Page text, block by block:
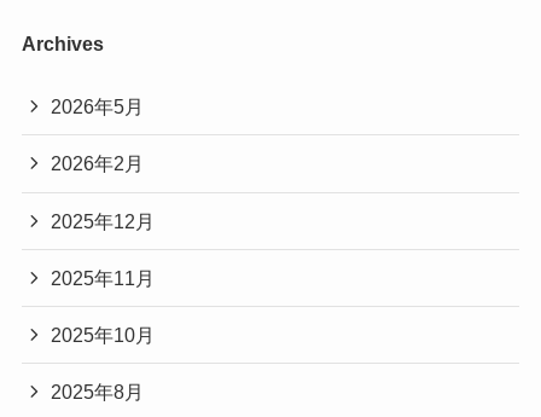
Archives
2026年5月
2026年2月
2025年12月
2025年11月
2025年10月
2025年8月